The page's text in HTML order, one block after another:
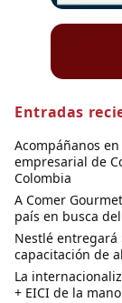
Entradas
Acompáñanos
empresarial de
Colombia
A Comer
país en busca
Nestlé entregará
capacitación de
La
+ EICI de la